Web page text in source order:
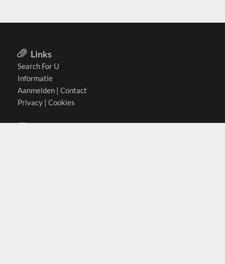
Links
Search For U
Informatie
Aanmelden | Contact
Privacy | Cookies